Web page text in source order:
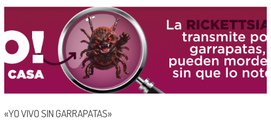
«YO VIVO SIN GARRAPATAS»